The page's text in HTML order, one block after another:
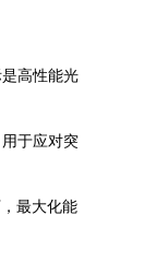
高性能光
于应对突
最大化能